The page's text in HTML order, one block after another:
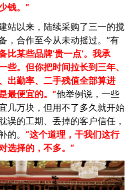
钱。”
站以来，陆续采购了三一的搅
，合作至今从未动摇过。“有
比某些品牌‘贵一点’。我承
些。但你把时间拉长到三年、
出勤率、二手残值全部算进
最便宜的。”他举例说，一些
几万块，但用不了多久就开始
误的工期、丢掉的客户信任，
的。 “这个道理，干我们这行
选择的，不多。”